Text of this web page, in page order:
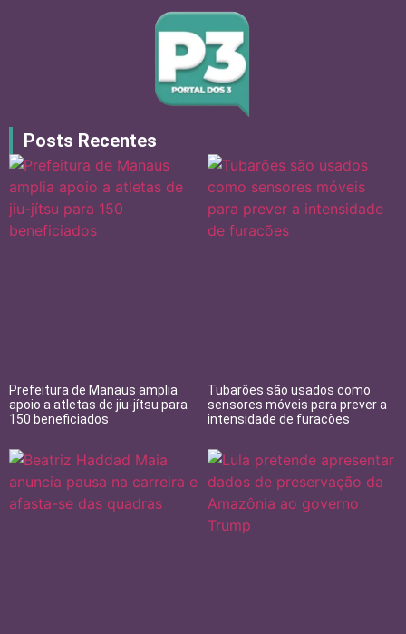
Posts Recentes
Prefeitura de Manaus amplia
apoio a atletas de jiu-jítsu para
150 beneficiados
Tubarões são usados como
sensores móveis para prever a
intensidade de furacões